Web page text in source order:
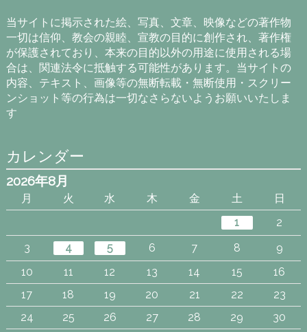
ブ
当サイトに掲示された絵、写真、文章、映像などの著作物
一切は信仰、教会の親睦、宣教の目的に創作され、著作権
が保護されており、本来の目的以外の用途に使用される場
合は、関連法令に抵触する可能性があります。当サイトの
内容、テキスト、画像等の無断転載・無断使用・スクリー
ンショット等の行為は一切なさらないようお願いいたしま
す
カレンダー
2026年8月
月 火 水 木 金 土
日
1
2
3
4 5 6 7 8
9
10
11 12 13 14 15
16
17
18 19 20 21 22
23
24
25 26 27 28 29
30